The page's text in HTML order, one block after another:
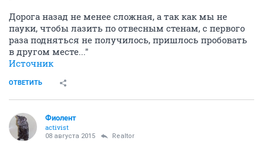
Дорога назад не менее сложная, а так как мы не
пауки, чтобы лазить по отвесным стенам, с первого
раза подняться не получилось, пришлось пробовать
в другом месте..."
Источник
ОТВЕТИТЬ
Фиолент
activist
08 августа 2015 Realtor